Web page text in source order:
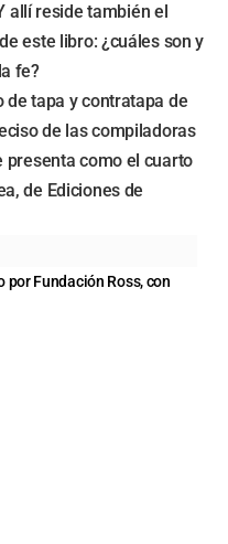
allí reside también el
este libro: ¿cuáles son y
fe?
de tapa y contratapa de
de las compiladoras
presenta como el cuarto
de Ediciones de
Fundación Ross, con